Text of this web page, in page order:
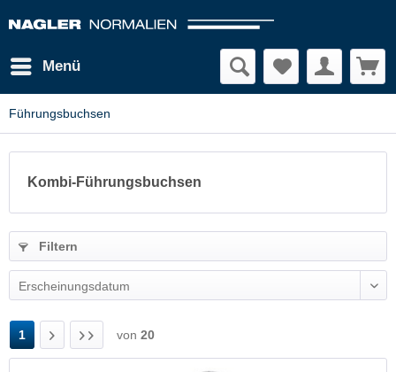
Menü
Führungsbuchsen
Kombi-Führungsbuchsen
Filtern
1 von 20